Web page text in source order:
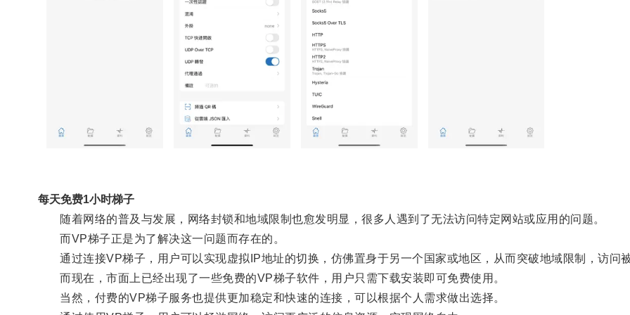
每天免费1小时梯子
随着网络的普及与发展，网络封锁和地域限制也愈发明显，很多人遇到了无法访问特定网站或应用的问题。
而VP梯子正是为了解决这一问题而存在的。
通过连接VP梯子，用户可以实现虚拟IP地址的切换，仿佛置身于另一个国家或地区，从而突破地域限制，访问被
而现在，市面上已经出现了一些免费的VP梯子软件，用户只需下载安装即可免费使用。
当然，付费的VP梯子服务也提供更加稳定和快速的连接，可以根据个人需求做出选择。